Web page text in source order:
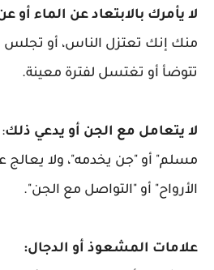
لا يأمرك بالابتعاد عن الماء أو
منك إنك تعتزل الناس، أو تجلس
تتوضأ أو تغتسل لفترة معينة.
لا يتعامل مع الجن أو يدعي ذلك
مسلم" أو "جن يخدمه"، ولا
الأرواح" أو "التواصل مع الجن".
علامات المشعوذ أو الدجال: